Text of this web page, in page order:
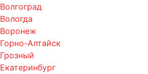
Волгоград
Вологда
Воронеж
Горно-Алтайск
Грозный
Екатеринбург